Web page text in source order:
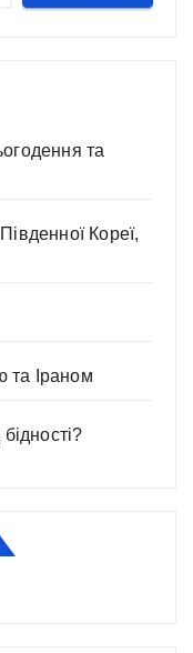
та
Кореї,
та Іраном